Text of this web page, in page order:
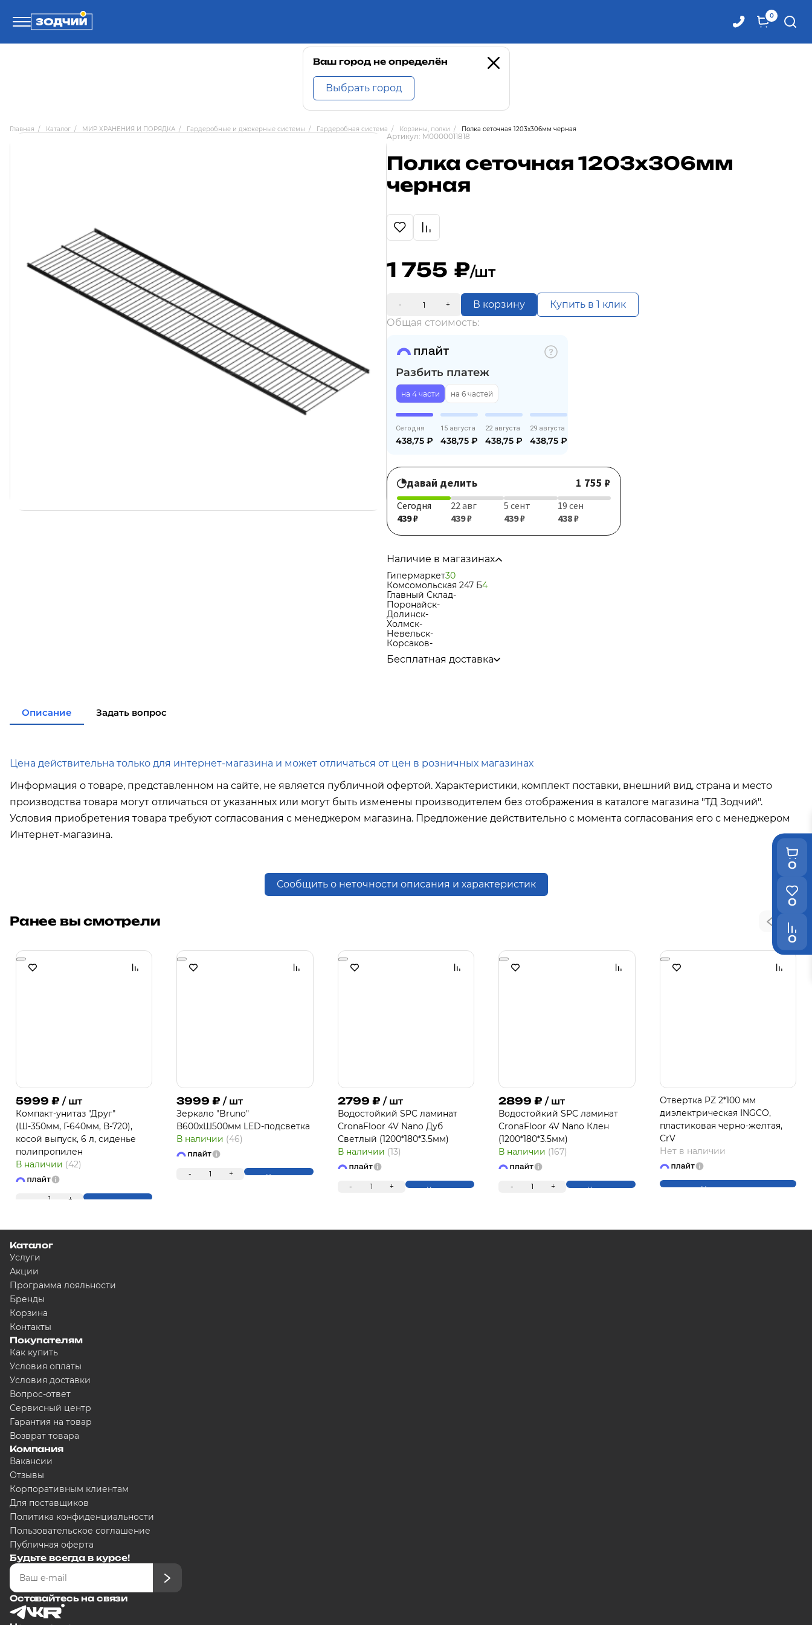
0
0
0
0
Ваш город не определён
Выбрать город
Главная / Каталог / МИР ХРАНЕНИЯ И ПОРЯДКА / Гардеробные и джокерные системы / Гардеробная система / Корзины, полки / Полка сеточная 1203x306мм черная
Артикул: M0000011818
Полка сеточная 1203x306мм
черная
1 755 /шт
- + В корзину
Купить в 1 клик
Общая стоимость:
Разбить платеж
на 4 части на 6 частей
Сегодня
438,75 ₽
15 августа
438,75 ₽
22 августа
438,75 ₽
29 августа
438,75 ₽
ПЛАЙТ
давай делить 1 755 ₽
Сегодня
439 ₽
22 авг
439 ₽
5 сент
439 ₽
19 сен
438 ₽
Наличие в магазинах
Гипермаркет30
Комсомольская 247 Б4
Главный Склад-
Поронайск-
Долинск-
Холмск-
Невельск-
Корсаков-
Бесплатная доставка
Описание Задать вопрос
Цена действительна только для интернет-магазина и может отличаться от цен в розничных магазинах
Информация о товаре, представленном на сайте, не является публичной офертой. Характеристики, комплект поставки, внешний вид, страна и место
производства товара могут отличаться от указанных или могут быть изменены производителем без отображения в каталоге магазина "ТД Зодчий".
Условия приобретения товара требуют согласования с менеджером магазина. Предложение действительно с момента согласования его с менеджером
Интернет-магазина.
Сообщить о неточности описания и характеристик
Ранее вы смотрели
5999 ₽ / шт
Компакт-унитаз "Друг"
(Ш-350мм, Г-640мм, В-720),
косой выпуск, 6 л, сиденье
полипропилен
В наличии (42)
1 + Купить
3999₽ / шт
Зеркало "Bruno"
В600хШ500мм LED-подсветка
В наличии (46)
- 1 + Купить
2799 ₽ / шт
Водостойкий SPC ламинат
CronaFloor 4V Nano Дуб
Светлый (1200*180*3.5мм)
В наличии (13)
- 1 + Купить
2899₽ / шт
Водостойкий SPC ламинат
CronaFloor 4V Nano Клен
(1200*180*3.5мм)
В наличии (167)
- 1 + Купить
Отвертка PZ 2*100 мм
диэлектрическая INGCO,
пластиковая черно-желтая,
CrV
Нет в наличии
Нет в наличии
Каталог
Услуги
Акции
Программа лояльности
Бренды
Корзина
Контакты
Покупателям
Как купить
Условия оплаты
Условия доставки
Вопрос-ответ
Сервисный центр
Гарантия на товар
Возврат товара
Компания
Вакансии
Отзывы
Корпоративным клиентам
Для поставщиков
Политика конфиденциальности
Пользовательское соглашение
Публичная оферта
Будьте всегда в курсе!
Оставайтесь на связи